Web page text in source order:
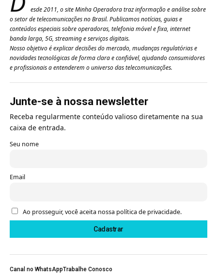
esde 2011, o site Minha Operadora traz informação e análise sobre
o setor de telecomunicações no Brasil. Publicamos notícias, guias e
conteúdos especiais sobre operadoras, telefonia móvel e fixa, internet
banda larga, 5G, streaming e serviços digitais.
Nosso objetivo é explicar decisões do mercado, mudanças regulatórias e
novidades tecnológicas de forma clara e confiável, ajudando consumidores
e profissionais a entenderem o universo das telecomunicações.
Junte-se à nossa newsletter
Receba regularmente conteúdo valioso diretamente na sua
caixa de entrada.
Seu nome
Email
Ao prosseguir, você aceita nossa política de privacidade.
Canal no WhatsAppTrabalhe Conosco